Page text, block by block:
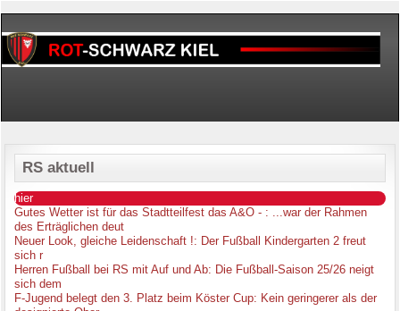
RS aktuell
hier
Gutes Wetter ist für das Stadtteilfest das A&O - : ...war der Rahmen
des Erträglichen deut
Neuer Look, gleiche Leidenschaft !: Der Fußball Kindergarten 2 freut
sich r
Herren Fußball bei RS mit Auf und Ab: Die Fußball-Saison 25/26 neigt
sich dem
F-Jugend belegt den 3. Platz beim Köster Cup: Kein geringerer als der